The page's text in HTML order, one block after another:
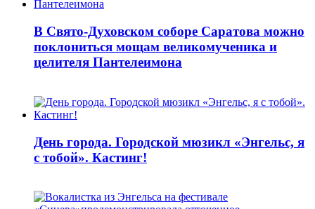
В Свято-Духовском соборе Саратова можно
поклониться мощам великомученика и
целителя Пантелеимона
День города. Городской мюзикл «Энгельс, я
с тобой». Кастинг!